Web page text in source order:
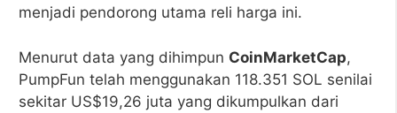
menjadi pendorong utama reli harga ini.
Menurut data yang dihimpun CoinMarketCap,
PumpFun telah menggunakan 118.351 SOL senilai
sekitar US$19,26 juta yang dikumpulkan dari